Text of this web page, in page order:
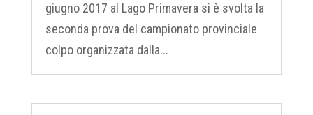
giugno 2017 al Lago Primavera si è svolta la
seconda prova del campionato provinciale
colpo organizzata dalla...